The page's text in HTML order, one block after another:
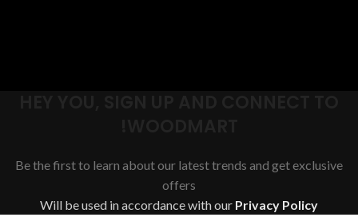
Be the first to learn about our latest trends and get exclusive
offers
Will be used in accordance with our Privacy Policy